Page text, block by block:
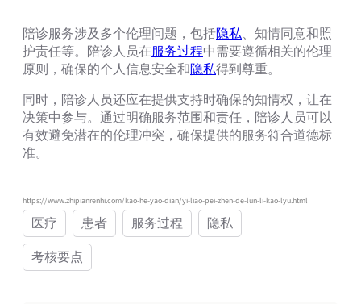
陪诊服务涉及多个伦理问题，包括隐私、知情同意和照
护责任等。陪诊人员在服务过程中需要遵循相关的伦理
原则，确保的个人信息安全和隐私得到尊重。
同时，陪诊人员还应在提供支持时确保的知情权，让在
决策中参与。通过明确服务范围和责任，陪诊人员可以
有效避免潜在的伦理冲突，确保提供的服务符合道德标
准。
https://www.zhipianrenhi.com/kao-he-yao-dian/yi-liao-pei-zhen-de-lun-li-kao-lyu.html
医疗 患者 服务过程
隐私
考核要点